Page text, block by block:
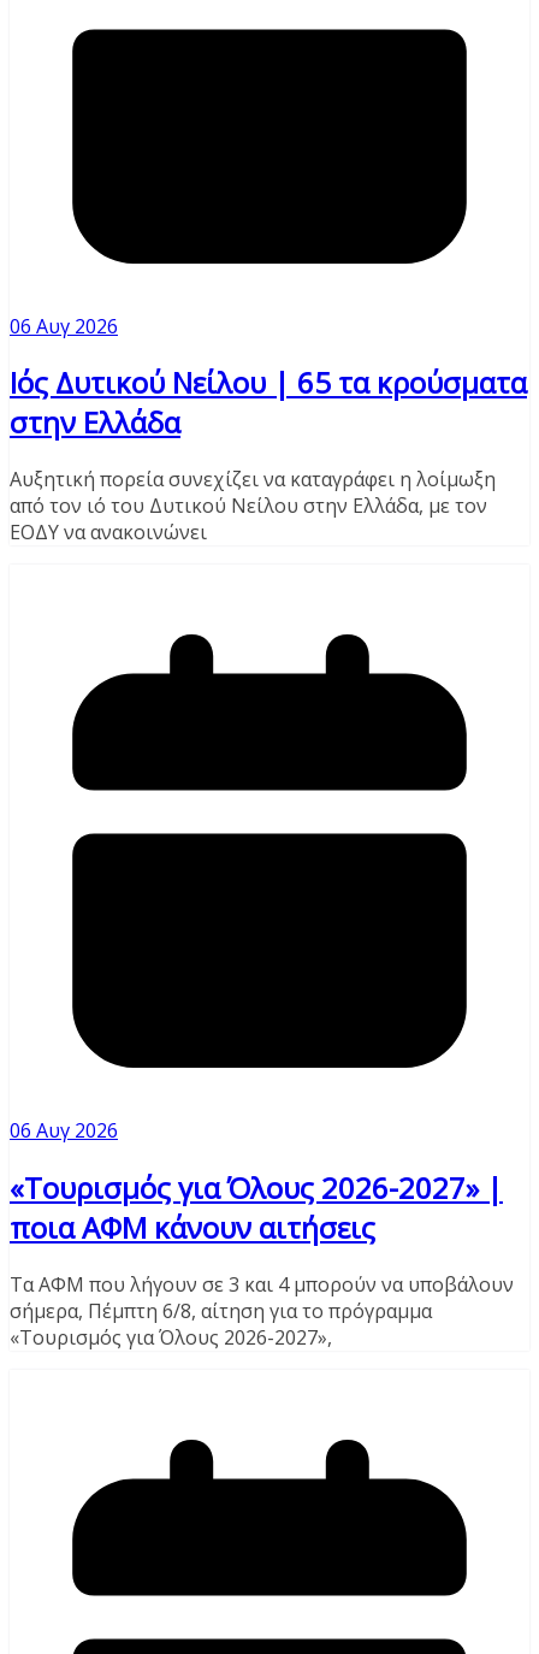
06 Αυγ 2026
Ιός Δυτικού Νείλου | 65 τα κρούσματα
στην Ελλάδα
Αυξητική πορεία συνεχίζει να καταγράφει η λοίμωξη
από τον ιό του Δυτικού Νείλου στην Ελλάδα, με τον
ΕΟΔΥ να ανακοινώνει
06 Αυγ 2026
«Τουρισμός για Όλους 2026-2027» |
ποια ΑΦΜ κάνουν αιτήσεις
Τα ΑΦΜ που λήγουν σε 3 και 4 μπορούν να υποβάλουν
σήμερα, Πέμπτη 6/8, αίτηση για το πρόγραμμα
«Τουρισμός για Όλους 2026-2027»,